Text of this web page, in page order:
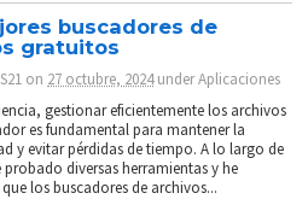
buscadores de
gratuitos
on 27 octubre, 2024 underAplicaciones
gestionar eficientemente los archivos
es fundamental para mantener la
y evitar pérdidas de tiempo. A lo largo de
diversas herramientas y he
los buscadores de archivos...